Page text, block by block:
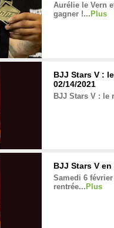
Aurélie le Vern
gagner !... Plus
BJJ Stars V :
02/14/2021
BJJ Stars V : le
BJJ Stars V
Samedi 6
rentrée... Plus